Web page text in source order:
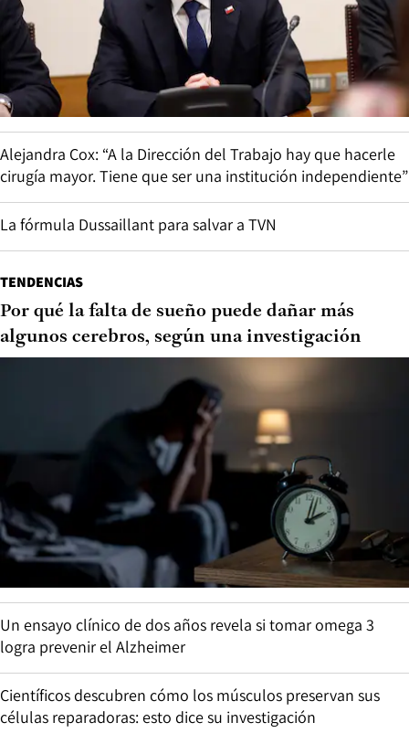
Alejandra Cox: “A la Dirección del Trabajo hay que hacerle
cirugía mayor. Tiene que ser una institución independiente”
La fórmula Dussaillant para salvar a TVN
TENDENCIAS
Por qué la falta de sueño puede dañar más
algunos cerebros, según una investigación
Un ensayo clínico de dos años revela si tomar omega 3
logra prevenir el Alzheimer
Científicos descubren cómo los músculos preservan sus
células reparadoras: esto dice su investigación